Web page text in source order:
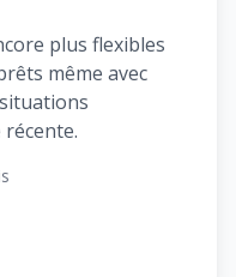
plus flexibles
même avec